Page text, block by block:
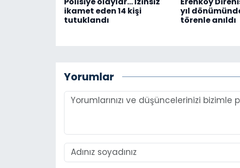
ikamet eden 14 kişi
tutuklandı
yıl
törenle anıldı
Yorumlar